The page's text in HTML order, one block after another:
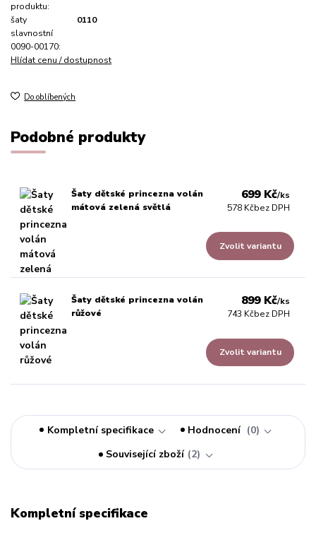
produktu:
šaty
slavnostní
0090-00170:
0110
Hlídat cenu / dostupnost
Do oblíbených
Podobné produkty
Šaty dětské princezna volán
mátová zelená světlá
699 Kč/ks
578 Kčbez DPH
Zvolit variantu
Šaty dětské princezna volán
růžové
899 Kč/ks
743 Kčbez DPH
Zvolit variantu
Kompletní specifikace Hodnocení
0
Související zboží 2
Kompletní specifikace